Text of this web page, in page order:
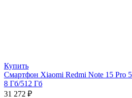
Купить
Смартфон Xiaomi Redmi Note 15 Pro
8 Гб/512 Гб
31 272 ₽